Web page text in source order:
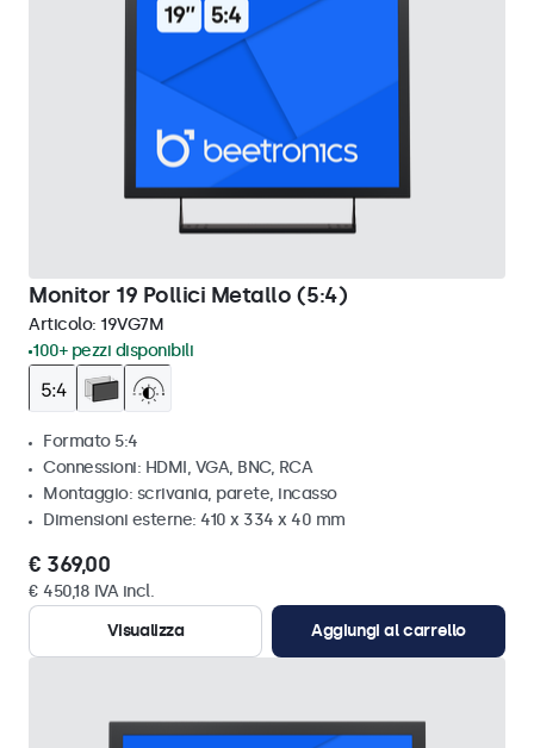
Monitor 19 Pollici Metallo (5:4)
Articolo: 19VG7M
100+ pezzi disponibili
Formato 5:4
Connessioni: HDMI, VGA, BNC, RCA
Montaggio: scrivania, parete, incasso
Dimensioni esterne: 410 x 334 x 40 mm
€ 369,00
€ 450,18 IVA incl.
Visualizza
Aggiungi al carrello